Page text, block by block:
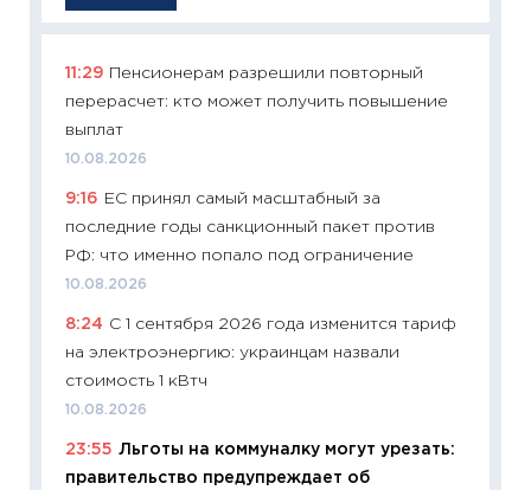
11:29 Пенсионерам разрешили повторный
перерасчет: кто может получить повышение
выплат
10.08.2026
9:16
ЕС принял самый масштабный за
последние годы санкционный пакет против
РФ: что именно попало под ограничение
10.08.2026
8:24 С 1 сентября 2026 года изменится тариф
на электроэнергию: украинцам назвали
стоимость 1 кВтч
10.08.2026
23:55 Льготы на коммуналку могут урезать:
правительство предупреждает об